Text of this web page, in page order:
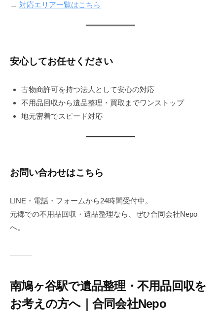
→ 対応エリア一覧はこちら
安心してお任せください
古物商許可を持つ法人として安心の対応
不用品回収から遺品整理・買取までワンストップ
地元密着でスピード対応
お問い合わせはこちら
LINE・電話・フォームから24時間受付中。
元郷での不用品回収・遺品整理なら、ぜひ合同会社Nepo
へ。
南鳩ヶ谷駅で遺品整理・不用品回収を
お考えの方へ｜合同会社Nepo